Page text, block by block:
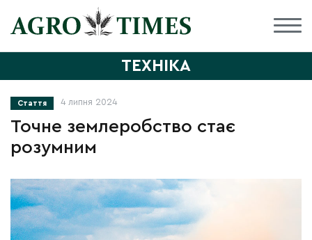
ТЕХНІКА
Стаття 4 липня 2024
Точне землеробство стає
розумним